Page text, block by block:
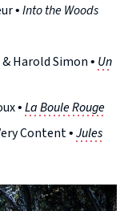
•Into the Woods
Harold Simon • Un
•La Boule Rouge
Content •Jules